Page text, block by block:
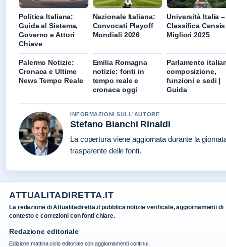
Politica Italiana:
Guida al Sistema,
Governo e Attori
Chiave
Nazionale Italiana:
Convocati Playoff
Mondiali 2026
Università Italia –
Classifica Censis
Migliori 2025
Palermo Notizie:
Cronaca e Ultime
News Tempo Reale
Emilia Romagna
notizie: fonti in
tempo reale e
cronaca oggi
Parlamento
composizione,
funzioni e sedi |
Guida
INFORMAZIONI SULL'AUTORE
Stefano Bianchi Rinaldi
La copertura viene aggiornata durante la
trasparente delle fonti.
ATTUALITADIRETTA.IT
La redazione di Attualitadiretta.it pubblica notizie verificate, aggiornamenti di
contesto e correzioni con fonti chiare.
Redazione editoriale
Edizione mattina ciclo editoriale con aggiornamenti continui.